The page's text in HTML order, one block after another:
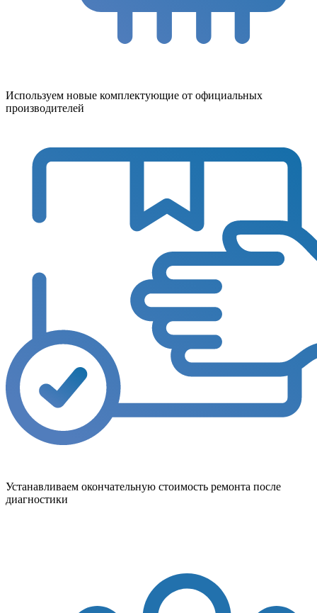
Используем новые комплектующие от официальных
производителей
Устанавливаем окончательную стоимость ремонта после
диагностики